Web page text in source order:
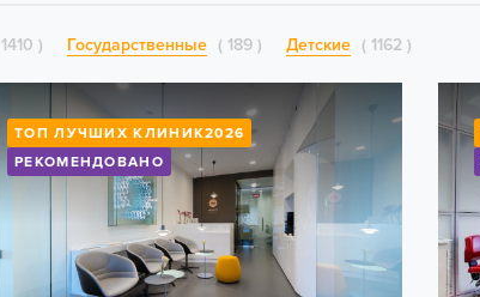
1410 Государственные 189 Детские 1162
ТОП ЛУЧШИХ КЛИНИК2026
РЕКОМЕНДОВАНО